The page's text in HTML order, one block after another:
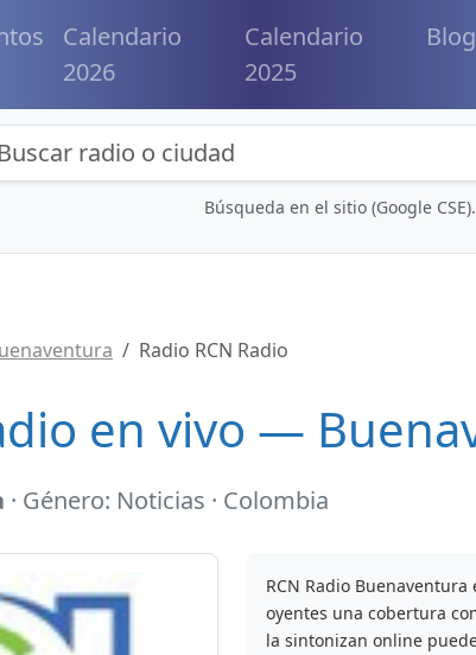
Calendario
2026
Calendario
2025
Blog
Búsqueda de radios y
Búsqueda en el sitio (Google CSE).
Radio RCN Radio
en vivo —
· Género: Noticias · Colombia
RCN Radio
oyentes una cobertura
la sintonizan online